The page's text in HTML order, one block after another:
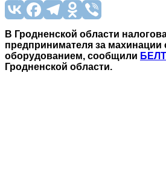
В Гродненской области
предпринимателя за махинации
оборудованием, сообщили
Гродненской области.